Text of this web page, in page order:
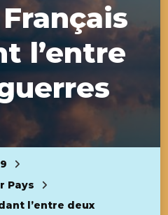
l’entre
Pays
l’entre deux